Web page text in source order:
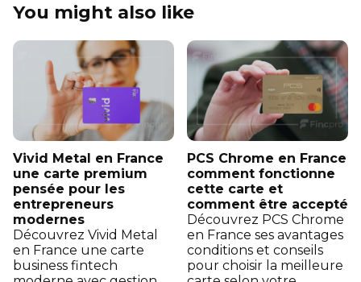
You might also like
Vivid Metal en France
une carte premium
pensée pour les
entrepreneurs
modernes
Découvrez Vivid Metal
en France une carte
business fintech
PCS Chrome en France
comment fonctionne
cette carte et
comment être accepté
Découvrez PCS Chrome
en France ses avantages
conditions et conseils
pour choisir la meilleure